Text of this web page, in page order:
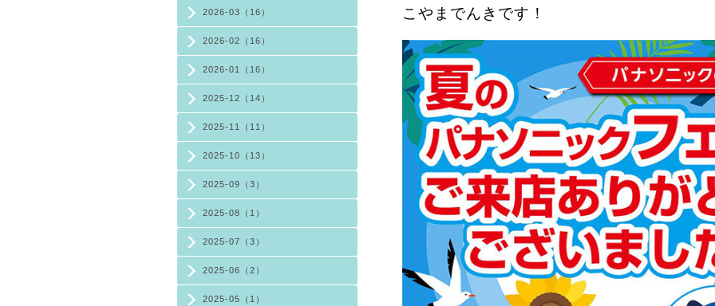
2026-03（16）
2026-02（16）
2026-01（16）
2025-12（14）
2025-11（11）
2025-10（13）
2025-09（3）
2025-08（1）
2025-07（3）
2025-06（2）
2025-05（1）
こやまでんきです！